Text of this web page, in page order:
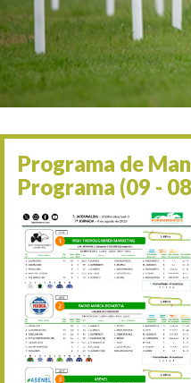
06/09
13/09
30/09
11/06
05/07
12/07
19/07
25/07
02/08
09/
Programa de
Programa (09 -